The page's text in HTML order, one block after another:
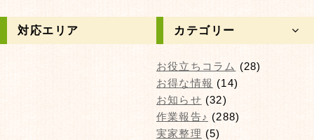
カテゴリー
お役立ちコラム (28)
お得な情報 (14)
お知らせ (32)
作業報告♪ (288)
実家整理 (5)
対応エリア